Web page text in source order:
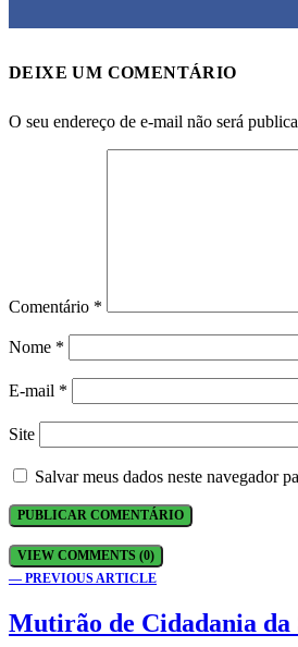
DEIXE UM COMENTÁRIO
O seu endereço de e-mail não será
Comentário *
Nome *
E-mail *
Site
Salvar meus dados neste navegador
VIEW COMMENTS (0)
— PREVIOUS ARTICLE
Mutirão de Cidadania da